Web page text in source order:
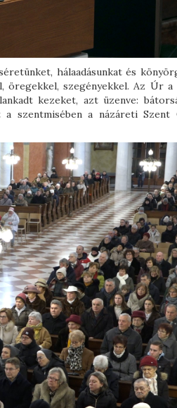
hálaadásunkat és
öregekkel, szegényekkel. Az Úr a
kezeket, azt üzenve:
szentmisében a názáreti Szent